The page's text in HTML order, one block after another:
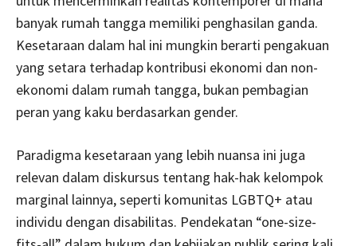
banyak rumah tangga memiliki penghasilan ganda.
Kesetaraan dalam hal ini mungkin berarti pengakuan
yang setara terhadap kontribusi ekonomi dan non-
ekonomi dalam rumah tangga, bukan pembagian
peran yang kaku berdasarkan gender.
Paradigma kesetaraan yang lebih nuansa ini juga
relevan dalam diskursus tentang hak-hak kelompok
marginal lainnya, seperti komunitas LGBTQ+ atau
individu dengan disabilitas. Pendekatan “one-size-